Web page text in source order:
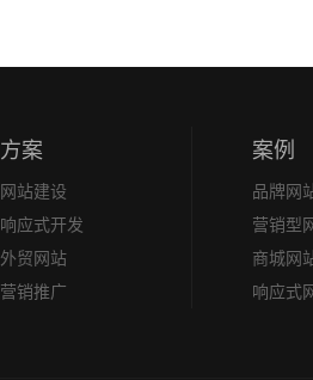
方案
网站建设
响应式开发
外贸网站
营销推广
案例
品牌网
营销型
商城网
响应式